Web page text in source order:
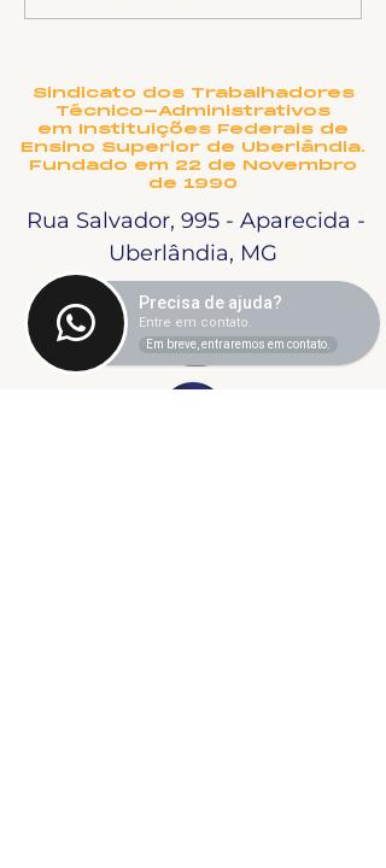
Sindicato dos Trabalhadores
Técnico-Administrativos
em Instituições Federais de
Ensino Superior de Uberlândia.
Fundado em 22 de Novembro
de 1990
Rua Salvador, 995 - Aparecida -
Uberlândia, MG
Precisa de ajuda?
Entre em contato.
Em breve, entraremos em contato.